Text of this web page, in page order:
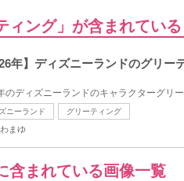
ィング」が含まれてい
年】ディズニーランドのグリ
のディズニーランドのキャラクターグリ
ニーランド グリーティング
まゆ
含まれている画像一覧